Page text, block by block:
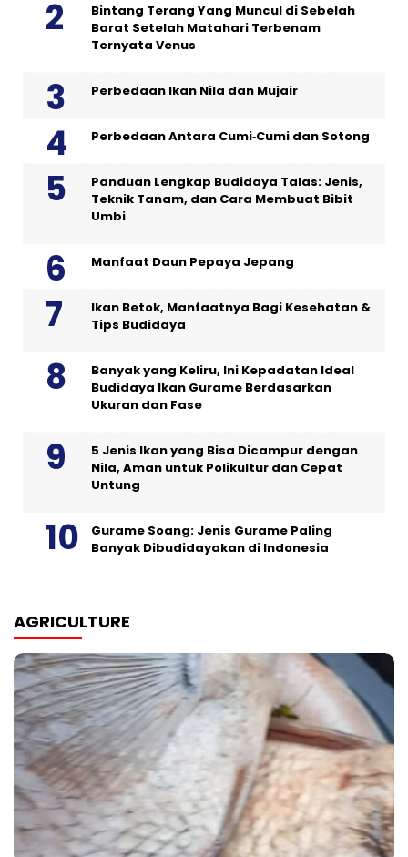
Bintang Terang Yang Muncul di Sebelah
Barat Setelah Matahari Terbenam
Ternyata Venus
Perbedaan Ikan Nila dan Mujair
Perbedaan Antara Cumi‑Cumi dan Sotong
Panduan Lengkap Budidaya Talas: Jenis,
Teknik Tanam, dan Cara Membuat Bibit
Umbi
Manfaat Daun Pepaya Jepang
Ikan Betok, Manfaatnya Bagi Kesehatan &
Tips Budidaya
Banyak yang Keliru, Ini Kepadatan Ideal
Budidaya Ikan Gurame Berdasarkan
Ukuran dan Fase
5 Jenis Ikan yang Bisa Dicampur dengan
Nila, Aman untuk Polikultur dan Cepat
Untung
Gurame Soang: Jenis Gurame Paling
Banyak Dibudidayakan di Indonesia
AGRICULTURE